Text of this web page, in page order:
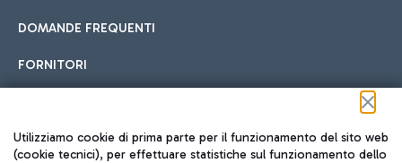
DOMANDE FREQUENTI
FORNITORI
Seguici sui social
Utilizziamo cookie di prima parte per il funzionamento del sito web
(cookie tecnici), per effettuare statistiche sul funzionamento dello